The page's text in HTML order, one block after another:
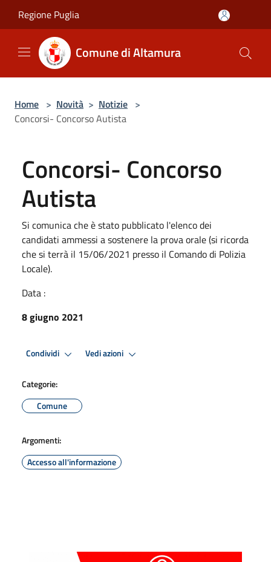
Regione Puglia
Comune di Altamura
Home > Novità > Notizie >
Concorsi- Concorso Autista
Concorsi- Concorso
Autista
Si comunica che è stato pubblicato l'elenco dei
candidati ammessi a sostenere la prova orale (si ricorda
che si terrà il 15/06/2021 presso il Comando di Polizia
Locale).
Data :
8 giugno 2021
Condividi Vedi azioni
Categorie:
Comune
Argomenti:
Accesso all'informazione